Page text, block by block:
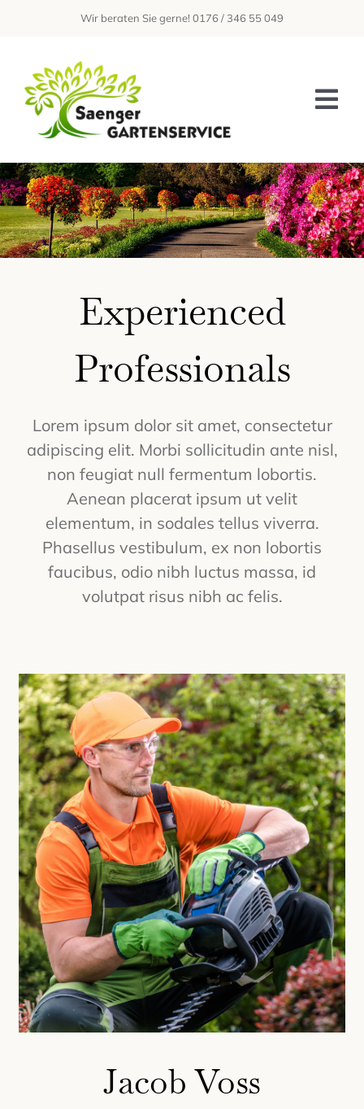
Wir beraten Sie gerne! 0176 / 346 55 049
Home
Über Uns
Leistungen
Experienced
Professionals
Lorem ipsum dolor sit amet, consectetur
adipiscing elit. Morbi sollicitudin ante nisl,
non feugiat null fermentum lobortis.
Aenean placerat ipsum ut velit
elementum, in sodales tellus viverra.
Phasellus vestibulum, ex non lobortis
faucibus, odio nibh luctus massa, id
volutpat risus nibh ac felis.
Jacob Voss